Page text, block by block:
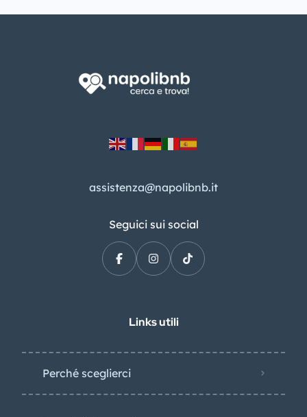
assistenza@napolibnb.it
Seguici sui social
Links utili
Perché sceglierci